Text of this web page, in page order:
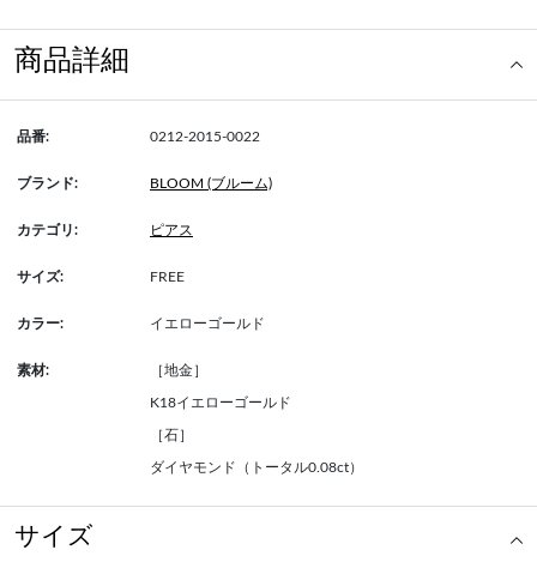
商品詳細
品番: 0212-2015-0022
ブランド: BLOOM (ブルーム)
カテゴリ: ピアス
サイズ: FREE
カラー: イエローゴールド
素材: ［地金］
K18イエローゴールド
［石］
ダイヤモンド（トータル0.08ct）
サイズ